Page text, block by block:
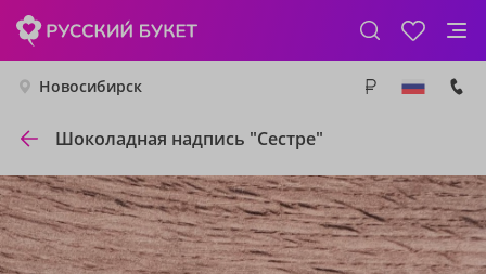
Новосибирск
Шоколадная надпись "Сестре"